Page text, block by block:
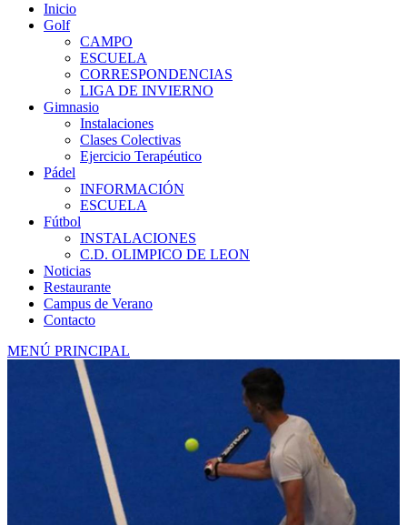
Inicio
Golf
CAMPO
ESCUELA
CORRESPONDENCIAS
LIGA DE INVIERNO
Gimnasio
Instalaciones
Clases Colectivas
Ejercicio Terapéutico
Pádel
INFORMACIÓN
ESCUELA
Fútbol
INSTALACIONES
C.D. OLIMPICO DE LEON
Noticias
Restaurante
Campus de Verano
Contacto
MENÚ PRINCIPAL